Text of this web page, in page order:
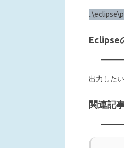
Eclipse
出力した
関連記